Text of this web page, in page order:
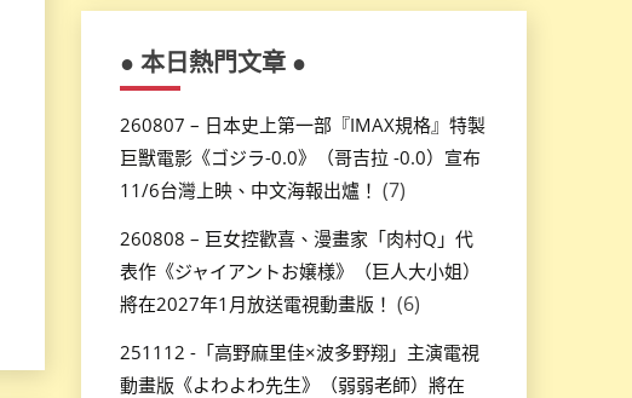
● 本日熱門文章 ●
260807 – 日本史上第一部『IMAX規格』特製
巨獸電影《ゴジラ-0.0》（哥吉拉 -0.0）宣布
11/6台灣上映、中文海報出爐！ (7)
260808 – 巨女控歡喜、漫畫家「肉村Q」代
表作《ジャイアントお嬢様》（巨人大小姐）
將在2027年1月放送電視動畫版！ (6)
251112 -「高野麻里佳×波多野翔」主演電視
動畫版《よわよわ先生》（弱弱老師）將在